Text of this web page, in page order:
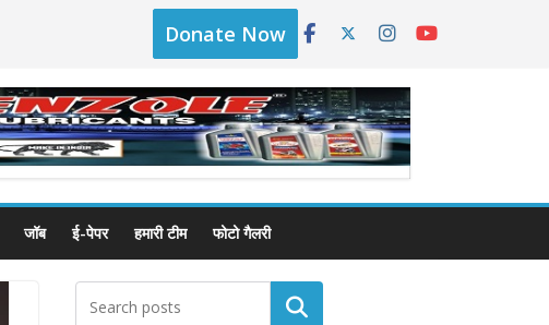
Donate Now
जॉब ई-पेपर हमारी टीम फोटो गैलरी